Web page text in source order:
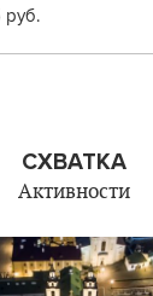
руб.
СХВАТКА
Активности